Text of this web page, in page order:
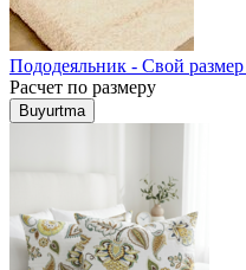
Пододеяльник - Свой размер
Расчет по размеру
Buyurtma